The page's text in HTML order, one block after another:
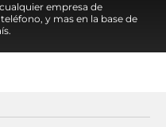
empresa de
y mas en la base de